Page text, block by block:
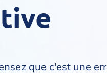
que c'est une